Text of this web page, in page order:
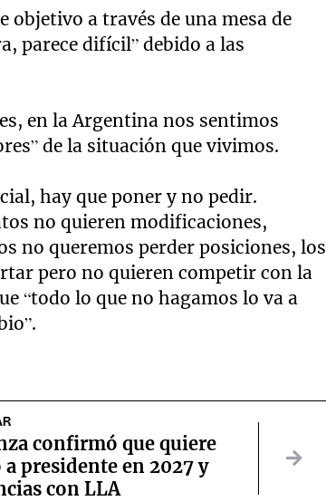
objetivo a través de una mesa de
parece difícil” debido a las
en la Argentina nos sentimos
de la situación que vivimos.
hay que poner y no pedir.
no quieren modificaciones,
no queremos perder posiciones, los
pero no quieren competir con la
“todo lo que no hagamos lo va a
confirmó que quiere
presidente en 2027 y
con LLA